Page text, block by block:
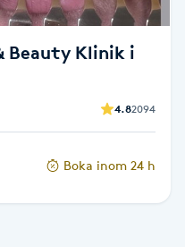
Beauty Klinik i
4.82094
Boka inom 24 h